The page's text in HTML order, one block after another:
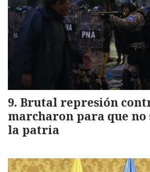
Brutal represión
marcharon para que no
la patria